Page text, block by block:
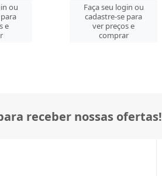
ou
e
Faça seu login ou
cadastre-se para
ver preços e
comprar
receber nossas ofertas!